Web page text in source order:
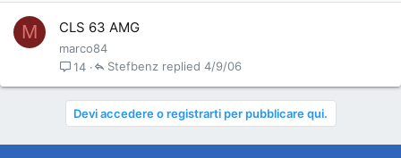
M CLS 63 AMG
marco84
14
4/9/06
Stefbenz
Devi accedere o registrarti per pubblicare qui.